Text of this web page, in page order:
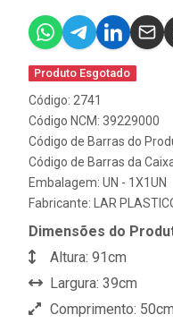
Produto Esgotado
Código: 2741
Código NCM: 39229000
Código de Barras do
Código de Barras da
Embalagem: UN - 1X1UN
Fabricante:
LAR
Dimensões do
Altura: 91cm
Largura: 39cm
Comprimento: 50cm